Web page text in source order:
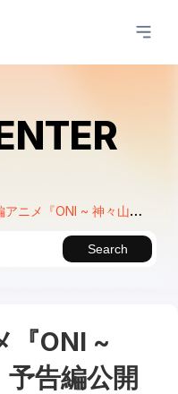
神々山のおなり』予告編公開｜3Dアニメシリーズ
Search
『ONI ~
告編公開